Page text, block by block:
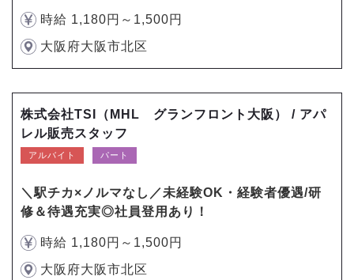
時給 1,180円～1,500円
大阪府大阪市北区
株式会社TSI（MHL グランフロント大阪） / アパ
レル販売スタッフ
アルバイト パート
＼駅チカ×ノルマなし／未経験OK・経験者優遇/研
修＆待遇充実◎社員登用あり！
時給 1,180円～1,500円
大阪府大阪市北区